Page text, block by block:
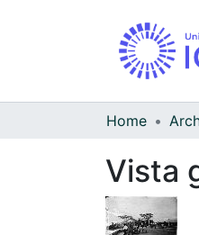
Home
Vista